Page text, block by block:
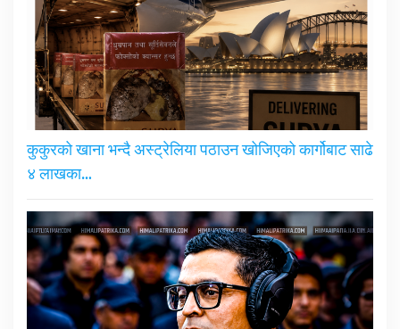
कुकुरको खाना भन्दै अस्ट्रेलिया पठाउन खोजिएको कार्गोबाट साढे
४ लाखका…